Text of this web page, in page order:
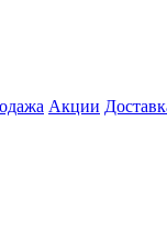
Акции